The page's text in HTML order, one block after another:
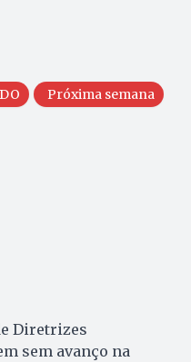
Próxima semana
Diretrizes
sem avanço na